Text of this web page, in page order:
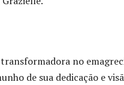
no
de sua dedicação e